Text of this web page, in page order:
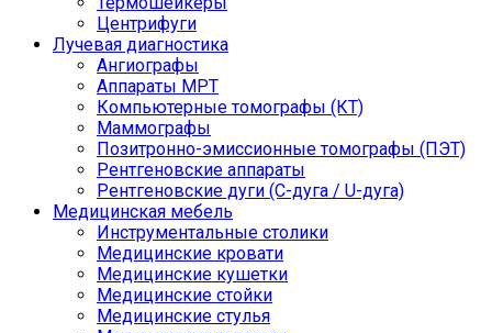
Центрифуги
Лучевая диагностика
Ангиографы
Аппараты МРТ
Компьютерные томографы (КТ)
Маммографы
Позитронно-эмиссионные томографы (ПЭТ)
Рентгеновские аппараты
Рентгеновские дуги (С-дуга / U-дуга)
Медицинская мебель
Инструментальные столики
Медицинские кровати
Медицинские кушетки
Медицинские стойки
Медицинские стулья